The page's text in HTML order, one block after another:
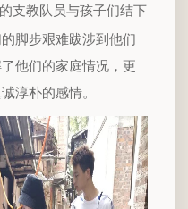
支教队员与孩子们结下
脚步艰难跋涉到他们
他们的家庭情况，更
淳朴的感情。